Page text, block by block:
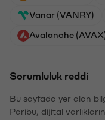
Vanar (VANRY)
Avalanche
Sorumluluk reddi
Bu sayfada yer alan
Paribu, dijital